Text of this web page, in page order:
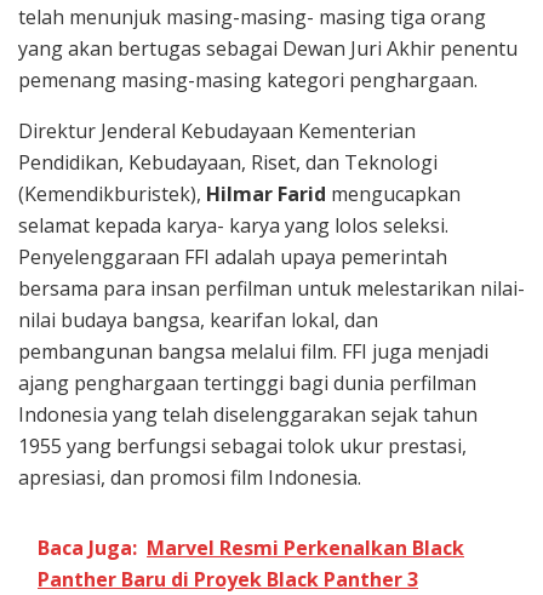
telah menunjuk masing-masing- masing tiga orang
yang akan bertugas sebagai Dewan Juri Akhir penentu
pemenang masing-masing kategori penghargaan.
Direktur Jenderal Kebudayaan Kementerian
Pendidikan, Kebudayaan, Riset, dan Teknologi
(Kemendikburistek), Hilmar Farid mengucapkan
selamat kepada karya- karya yang lolos seleksi.
Penyelenggaraan FFI adalah upaya pemerintah
bersama para insan perfilman untuk melestarikan nilai-
nilai budaya bangsa, kearifan lokal, dan
pembangunan bangsa melalui film. FFI juga menjadi
ajang penghargaan tertinggi bagi dunia perfilman
Indonesia yang telah diselenggarakan sejak tahun
1955 yang berfungsi sebagai tolok ukur prestasi,
apresiasi, dan promosi film Indonesia.
Baca Juga: Marvel Resmi Perkenalkan Black
Panther Baru di Proyek Black Panther 3